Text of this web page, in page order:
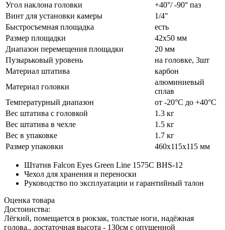
Угол наклона головки
+40°/ -90° паз
Винт для установки камеры
1/4"
Быстросъемная площадка
есть
Размер площадки
42х50 мм
Диапазон перемещения площадки
20 мм
Пузырьковый уровень
на головке, 3шт
Материал штатива
карбон
Материал головки
алюминиевый
сплав
Температурный диапазон
от -20°C до +40°C
Вес штатива с головкой
1.3 кг
Вес штатива в чехле
1.5 кг
Вес в упаковке
1.7 кг
Размер упаковки
460х115х115 мм
Штатив Falcon Eyes Green Line 1575С BHS-12
Чехол для хранения и переноски
Руководство по эксплуатации и гарантийный талон
Оценка товара
Достоинства:
Лёгкий, помещается в рюкзак, толстые ноги, надёжная
голова., достаточная высота - 130см с опущенной